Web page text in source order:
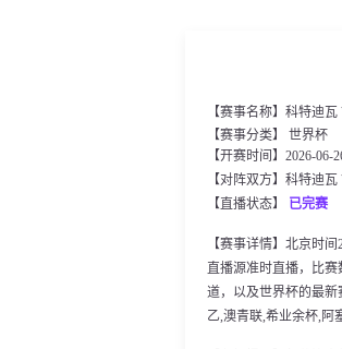
【赛事名称】科特迪
【赛事分类】 世界杯
【开赛时间】2026-06-
【对阵双方】科特迪
【直播状态】 已完赛
【赛事详情】北京时
直播源准时直播，比
道，以及世界杯的最
乙,澳青联,希业余杯,阿